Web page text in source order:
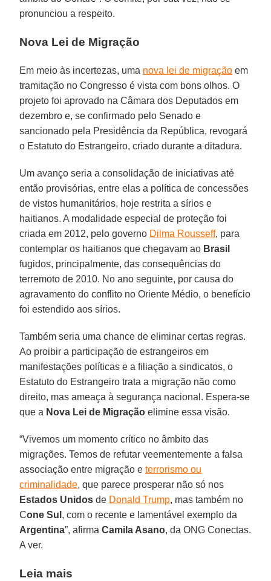
pronunciou a respeito.
Nova Lei de Migração
Em meio às incertezas, uma nova lei de migração em
tramitação no Congresso é vista com bons olhos. O
projeto foi aprovado na Câmara dos Deputados em
dezembro e, se confirmado pelo Senado e
sancionado pela Presidência da República, revogará
o Estatuto do Estrangeiro, criado durante a ditadura.
Um avanço seria a consolidação de iniciativas até
então provisórias, entre elas a política de concessões
de vistos humanitários, hoje restrita a sírios e
haitianos. A modalidade especial de proteção foi
criada em 2012, pelo governo Dilma Rousseff, para
contemplar os haitianos que chegavam ao Brasil
fugidos, principalmente, das consequências do
terremoto de 2010. No ano seguinte, por causa do
agravamento do conflito no Oriente Médio, o benefício
foi estendido aos sírios.
Também seria uma chance de eliminar certas regras.
Ao proibir a participação de estrangeiros em
manifestações políticas e a filiação a sindicatos, o
Estatuto do Estrangeiro trata a migração não como
direito, mas ameaça à segurança nacional. Espera-se
que a Nova Lei de Migração elimine essa visão.
“Vivemos um momento crítico no âmbito das
migrações. Temos de refutar veementemente a falsa
associação entre migração eterrorismo ou
criminalidade, que parece prosperar não só nos
Estados Unidos de Donald Trump, mas também no
Cone Sul , com o recente e lamentável exemplo da
Argentina”, afirmaCamila Asano, da ONG Conectas.
A ver.
Leia mais